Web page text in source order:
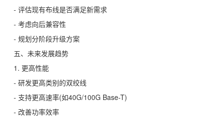
- 评估现有布线是否满足新需求
- 考虑向后兼容性
- 规划分阶段升级方案
五、未来发展趋势
1. 更高性能
- 研发更高类别的双绞线
- 支持更高速率(如40G/100G Base-T)
- 改善功率效率